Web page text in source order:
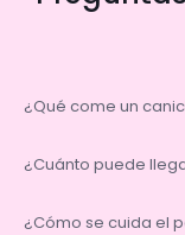
¿Qué come un
¿Cuánto puede
¿Cómo se cuida el